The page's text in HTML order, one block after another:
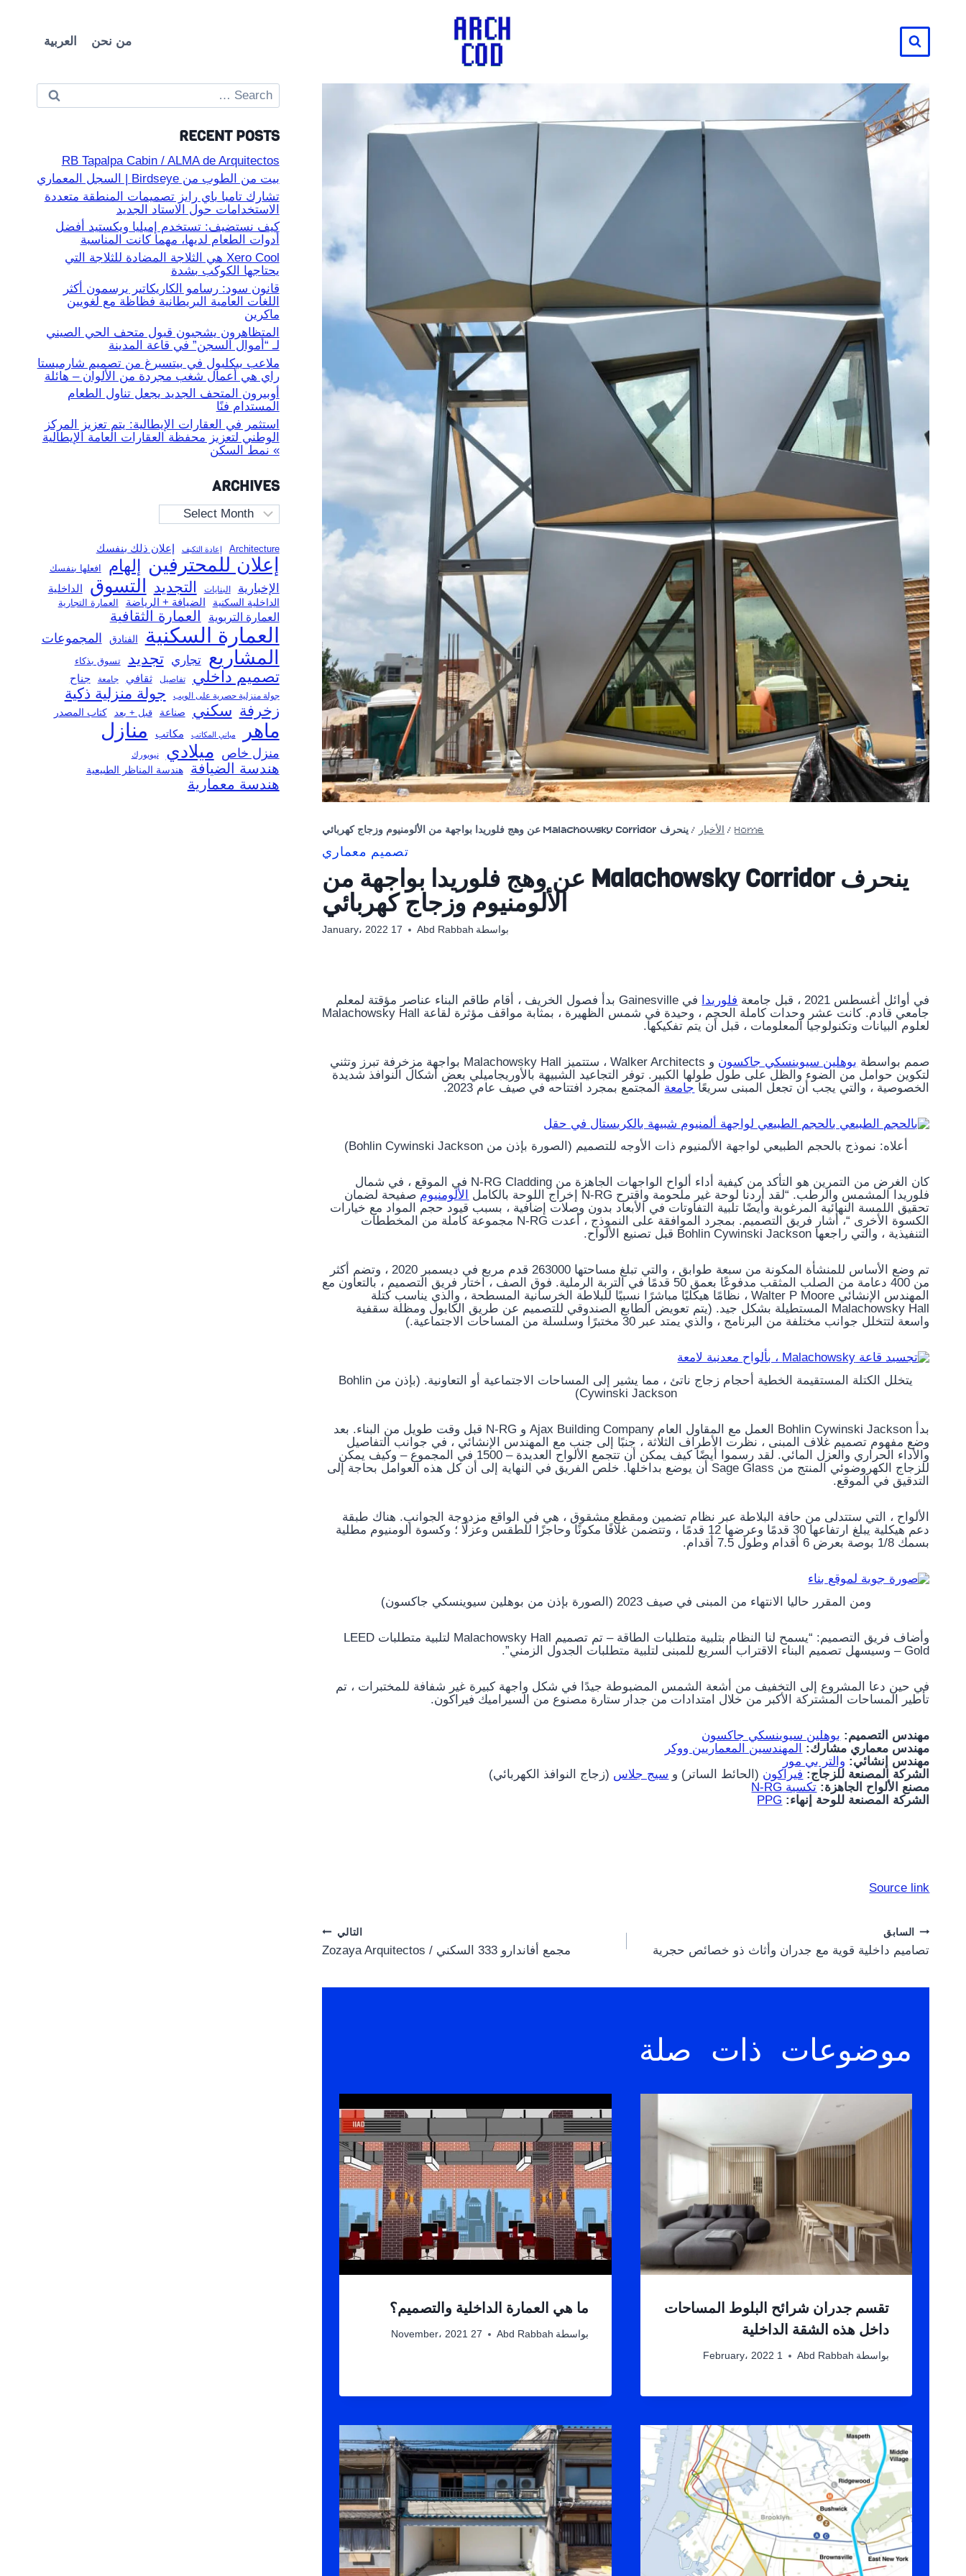
المحتوى
من نحن العربية
Home
/ الأخبار / ينحرف Malachowsky Corridor عن وهج فلوريدا بواجهة من الألومنيوم وزجاج كهربائي
تصميم معماري
ينحرف Malachowsky Corridor عن وهج فلوريدا بواجهة من
الألومنيوم وزجاج كهربائي
بواسطة Abd Rabbah 17 January، 2022
في أوائل أغسطس 2021 ، قبل جامعة فلوريدا
في Gainesville بدأ فصول الخريف ، أقام طاقم البناء عناصر مؤقتة لمعلم
جامعي قادم. كانت عشر وحدات كاملة الحجم ، وحيدة في شمس الظهيرة ، بمثابة مواقف مؤثرة لقاعة Malachowsky Hall
لعلوم البيانات وتكنولوجيا المعلومات ، قبل أن يتم تفكيكها.
صمم بواسطة بوهلين سيوينسكي جاكسون
و Walker Architects ، ستتميز Malachowsky Hall بواجهة مزخرفة تبرز وتثني
لتكوين حوامل من الضوء والظل على طول طولها الكبير. توفر التجاعيد الشبيهة بالأوريجاميلي بعض أشكال النوافذ شديدة
الخصوصية ، والتي يجب أن تجعل المبنى سريعًا جامعة المجتمع بمجرد افتتاحه في صيف عام 2023.
أعلاه: نموذج بالحجم الطبيعي لواجهة الألمنيوم ذات الأوجه للتصميم (الصورة بإذن من Bohlin Cywinski Jackson)
كان الغرض من التمرين هو التأكد من كيفية أداء ألواح الواجهات الجاهزة من N-RG Cladding في الموقع ، في شمال
فلوريدا المشمس والرطب. “لقد أردنا لوحة غير ملحومة واقترح N-RG إخراج اللوحة بالكامل
الألومنيوم صفيحة لضمان
تحقيق اللمسة النهائية المرغوبة وأيضًا تلبية التفاوتات في الأبعاد بدون وصلات إضافية ، بسبب قيود حجم المواد مع خيارات
الكسوة الأخرى “، أشار فريق التصميم. بمجرد الموافقة على النموذج ، أعدت N-RG مجموعة كاملة من المخططات
التنفيذية ، والتي راجعها Bohlin Cywinski Jackson قبل تصنيع الألواح.
تم وضع الأساس للمنشأة المكونة من سبعة طوابق ، والتي تبلغ مساحتها 263000 قدم مربع في ديسمبر 2020 ، وتضم أكثر
من 400 دعامة من الصلب المثقب مدفوعًا بعمق 50 قدمًا في التربة الرملية. فوق الصف ، اختار فريق التصميم ، بالتعاون مع
المهندس الإنشائي Walter P Moore ، نظامًا هيكليًا مباشرًا نسبيًا للبلاطة الخرسانية المسطحة ، والذي يناسب كتلة
Malachowsky Hall المستطيلة بشكل جيد. (يتم تعويض الطابع الصندوقي للتصميم عن طريق الكابول ومظلة سقفية
واسعة لتتخلل جوانب مختلفة من البرنامج ، والذي يمتد عبر 30 مختبرًا وسلسلة من المساحات الاجتماعية.)
يتخلل الكتلة المستقيمة الخطية أحجام زجاج ناتئ ، مما يشير إلى المساحات الاجتماعية أو التعاونية. (بإذن من Bohlin
Cywinski Jackson)
بدأ Bohlin Cywinski Jackson العمل مع المقاول العام Ajax Building Company و N-RG قبل وقت طويل من البناء. بعد
وضع مفهوم تصميم غلاف المبنى ، نظرت الأطراف الثلاثة ، جنبًا إلى جنب مع المهندس الإنشائي ، في جوانب التفاصيل
والأداء الحراري والعزل المائي. لقد رسموا أيضًا كيف يمكن أن تتجمع الألواح العديدة – 1500 في المجموع – وكيف يمكن
للزجاج الكهروضوئي المنتج من Sage Glass أن يوضع بداخلها. خلص الفريق في النهاية إلى أن كل هذه العوامل بحاجة إلى
التدقيق في الموقع.
الألواح ، التي ستتدلى من حافة البلاطة عبر نظام تضمين ومقطع مشقوق ، هي في الواقع مزدوجة الجوانب. هناك طبقة
دعم هيكلية يبلغ ارتفاعها 30 قدمًا وعرضها 12 قدمًا ، وتتضمن غلافًا مكونًا وحاجزًا للطقس وعزلًا ؛ وكسوة ألومنيوم مطلية
بسمك 1/8 بوصة بعرض 6 أقدام وطول 7.5 أقدام.
ومن المقرر حاليا الانتهاء من المبنى في صيف 2023 (الصورة بإذن من بوهلين سيوينسكي جاكسون)
وأضاف فريق التصميم: “يسمح لنا النظام بتلبية متطلبات الطاقة – تم تصميم Malachowsky Hall لتلبية متطلبات LEED
Gold – وسيسهل تصميم البناء الاقتراب السريع للمبنى لتلبية متطلبات الجدول الزمني”.
في حين دعا المشروع إلى التخفيف من أشعة الشمس المضبوطة جيدًا في شكل واجهة كبيرة غير شفافة للمختبرات ، تم
تأطير المساحات المشتركة الأكبر من خلال امتدادات من جدار ستارة مصنوع من السيراميك فيراكون.
مهندس التصميم: بوهلين سيوينسكي جاكسون
مهندس معماري مشارك:
المهندسين المعماريين ووكر
مهندس إنشائي: والتر بي مور
الشركة المصنعة للزجاج: فيراكون (الحائط الساتر) و سيج جلاس (زجاج النوافذ الكهربائي)
مصنع الألواح الجاهزة: تكسية N-RG
الشركة المصنعة للوحة إنهاء: PPG
Source link
Post
السابق
تصاميم داخلية قوية مع جدران وأثاث ذو خصائص حجرية
التالي
مجمع أفاندارو 333 السكني / Zozaya Arquitectos
موضوعات ذات صلة
تقسم جدران شرائح البلوط المساحات
داخل هذه الشقة الداخلية
بواسطة Abd Rabbah 1 February، 2022
ما هي العمارة الداخلية والتصميم؟
بواسطة Abd Rabbah 27 November، 2021
Search
for:
RECENT POSTS
RB Tapalpa Cabin / ALMA de Arquitectos
بيت من الطوب من Birdseye | السجل المعماري
تشارك تامبا باي رايز تصميمات المنطقة متعددة
الاستخدامات حول الاستاد الجديد
كيف نستضيف: تستخدم إميليا ويكستيد أفضل
أدوات الطعام لديها، مهما كانت المناسبة
Xero Cool هي الثلاجة المضادة للثلاجة التي
يحتاجها الكوكب بشدة
قانون سود: رسامو الكاريكاتير يرسمون أكثر
اللغات العامية البريطانية فظاظة مع لغويين
ماكرين
المتظاهرون يشجبون قبول متحف الحي الصيني
لـ “أموال السجن” في قاعة المدينة
ملاعب بيكلبول في بيتسبرغ من تصميم شارميستا
راي هي أعمال شغب مجردة من الألوان – هائلة
أوبيرون المتحف الجديد يجعل تناول الطعام
المستدام فنًا
استثمر في العقارات الإيطالية: يتم تعزيز المركز
الوطني لتعزيز محفظة العقارات العامة الإيطالية
» نمط السكن
ARCHIVES
Archives
Architecture إعادة التكيف إعلان ذلك بنفسك
إعلان للمحترفين إلهام افعلها بنفسك
الإخبارية البنايات التجديد التسوق الداخلية
الداخلية السكنية الضيافة + الرياضة العمارة التجارية
العمارة التربوية العمارة الثقافية
العمارة السكنية الفنادق المجموعات
المشاريع تجاري تجديد تسوق بذكاء
تصميم داخلي تفاصيل ثقافي جامعة جناح
جولة منزلية حصرية على الويب
جولة منزلية ذكية
زخرفة سكني صناعة قبل + بعد كتاب المصدر
ماهر مباني المكاتب مكاتب منازل
منزل خاص ميلادي نيويورك
هندسة الضيافة هندسة المناظر الطبيعية
هندسة معمارية